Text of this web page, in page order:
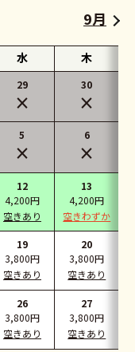
9月
水
29
×
5
×
12
4,200円
空きあり
19
3,800円
空きあり
26
3,800円
空きあり
木
30
×
6
×
13
4,200円
空きわずか
20
3,800円
空きあり
27
3,800円
空きあり